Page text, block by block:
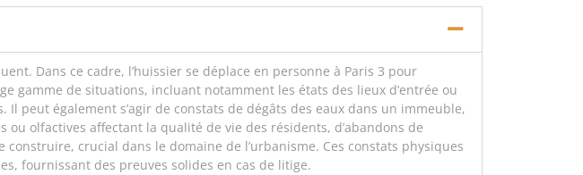
Dans ce cadre, l’huissier se déplace en personne à Paris 3 pour
gamme de situations, incluant notamment les états des lieux d’entrée ou
peut également s’agir de constats de dégâts des eaux dans un immeuble,
olfactives affectant la qualité de vie des résidents, d’abandons de
crucial dans le domaine de l’urbanisme. Ces constats physiques
fournissant des preuves solides en cas de litige.